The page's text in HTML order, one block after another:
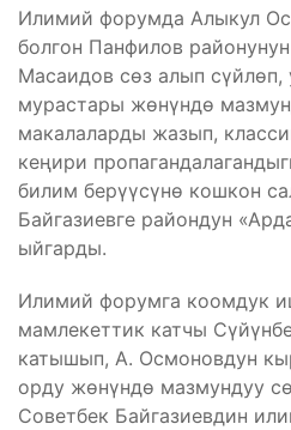
Илимий форумда Алыкул
болгон Панфилов
Масаидов сөз алып сүйлөп,
мурастары жөнүндө
макалаларды жазып,
кеңири
билим берүүсүнө кошкон
Байгазиевге райондун
ыйгарды.
Илимий форумга коомдук
мамлекеттик катчы
катышып, А. Осмоновдун
орду жөнүндө мазмундуу
Советбек Байгазиевдин